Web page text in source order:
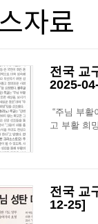
자료
전국 교
2025-
“주님 부
고 부활 희
전국 교
12-25]